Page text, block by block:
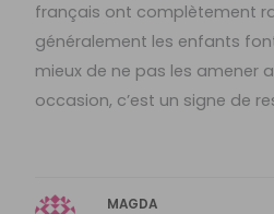
français ont complètement
généralement les enfants
mieux de ne pas les amener
occasion, c’est un signe de
MAGDA